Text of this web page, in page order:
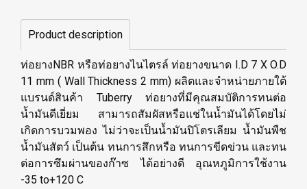
Product description
ท่อยางNBR หรือท่อยางไนไตรล์ ท่อยางขนาด I.D 7 X O.D
11 mm ( Wall Thickness 2 mm) ผลิตและจำหน่ายภายใต้
แบรนด์สินค้า Tuberry ท่อยางที่มีคุณสมบัติการทนต่อ
น้ำมันดีเยี่ยม สามารถสัมผัสหรือแช่ในน้ำมันได้โดยไม่
เกิดการบวมพอง ไม่ว่าจะเป็นน้ำมันปิโตรเลียม น้ำมันพืช
น้ำมันสัตว์ เป็นต้น ทนการสึกหรือ ทนการขีดข่วน และทน
ต่อการซึมผ่านของก๊าซ ได้อย่างดี อุณหภูมิการใช้งาน
-35 to+120 C